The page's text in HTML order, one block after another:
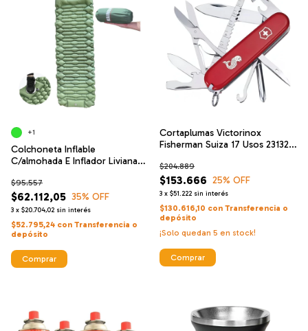
Colchoneta Inflable
C/almohada E Inflador Liviana
$62.112,05
$95.557
35% OFF
3 x $20.704,02 sin interés
$52.795,24 con Transferencia o
depósito
+1
Comprar
Cortaplumas Victorinox
Fisherman Suiza 17 Usos 23132
$153.666
$204.889
25% OFF
3 x $51.222 sin interés
$130.616,10 con Transferencia o
depósito
¡Solo quedan 5 en stock!
Comprar